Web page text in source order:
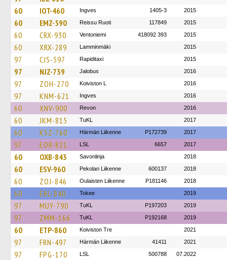
60 IOT-460 Ingves 1405-3 2015
60 EMZ-590 Reissu Ruoti 117849 2015
60 CRX-930 Ventoniemi 418092 393 2015
60 XRX-289 Lamminmäki 2015
97 CJS-597 Rapiditaxi 2015
97 NJZ-739 Jalobus 2016
97 ZOH-270 Koiviston L 2016
97 KNM-621 Ingves 2016
60 XNV-900 Revon 2016
60 JKM-815 TuKL 2017
60 KSZ-760 Härmän Liikenne P172739 2017
97 EOR-821 LSL 6657 2017
60 OXB-843 Savonlinja 2018
60 ESV-960 Pekolan Liikenne 600137 2018
60 ZOJ-846 Oulaisten Liikenne P181146 2018
60 ERL-840 Tokee 2019
97 MUY-790 TuKL P197203 2019
97 ZMM-166 TuKL P192168 2019
60 ETP-860 Koiviston Tre 2021
97 FRN-497 Härmän Liikenne 41411 2021
97 FPG-170 LSL 500788 07.2022